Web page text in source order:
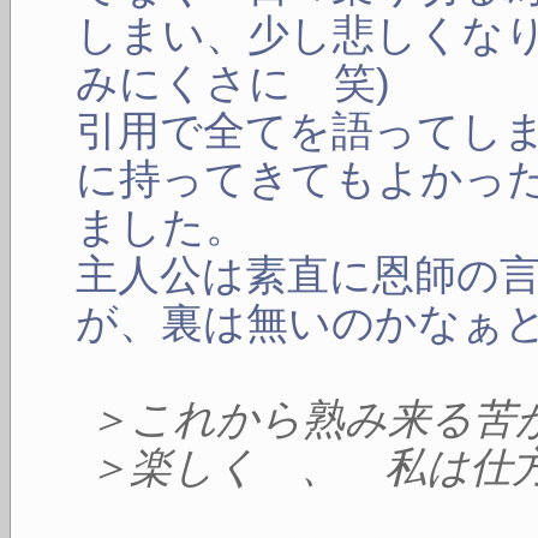
しまい、少し悲しくな
みにくさに 笑)
引用で全てを語ってし
に持ってきてもよかっ
ました。
主人公は素直に恩師の
が、裏は無いのかなぁ
＞これから熟み来る苦
＞楽しく 、 私は仕